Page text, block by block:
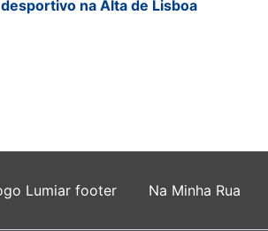
desportivo na Alta de Lisboa
Na Minha Rua